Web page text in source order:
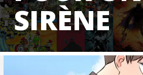
SIRÈNE